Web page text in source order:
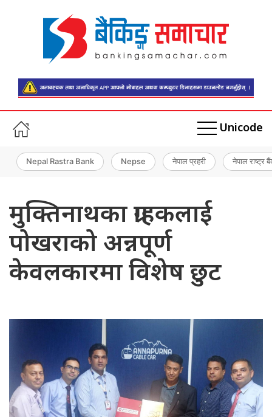
Unicode
Nepal Rastra Bank Nepse नेपाल प्रहरी नेपाल राष्ट्र
मुक्तिनाथका ग्राहकलाई
पोखराको अन्नपूर्ण
केवलकारमा विशेष छुट